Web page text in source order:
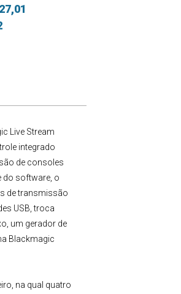
Live Stream
integrado
de consoles
do software, o
de transmissão
USB, troca
um gerador de
Blackmagic
na qual quatro